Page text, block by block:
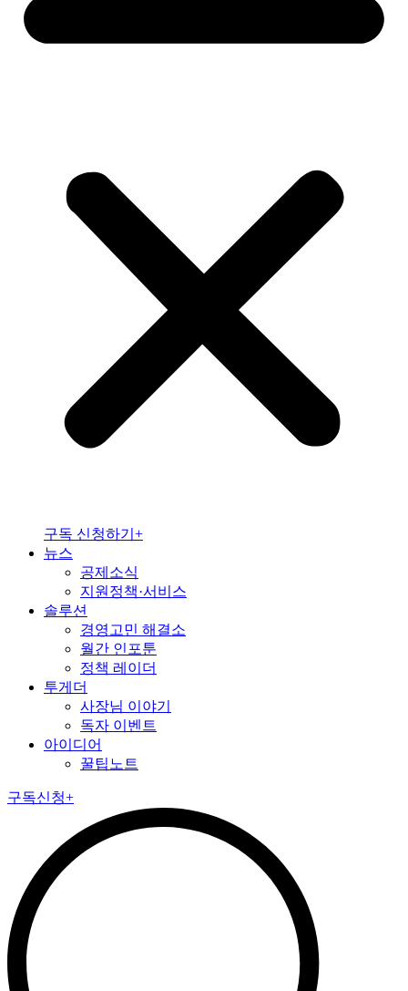
구독 신청하기+
뉴스
공제소식
지원정책·서비스
솔루션
경영고민 해결소
월간 인포툰
정책 레이더
투게더
사장님 이야기
독자 이벤트
아이디어
꿀팁노트
구독신청+